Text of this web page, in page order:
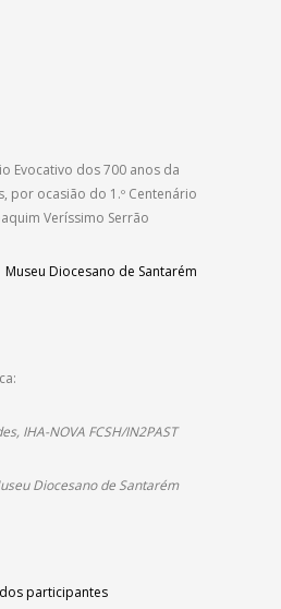
Evocativo dos 700 anos da
por ocasião do 1.º Centenário
Veríssimo Serrão
Diocesano de Santarém
IHA-NOVA FCSH/IN2PAST
Diocesano de Santarém
participantes